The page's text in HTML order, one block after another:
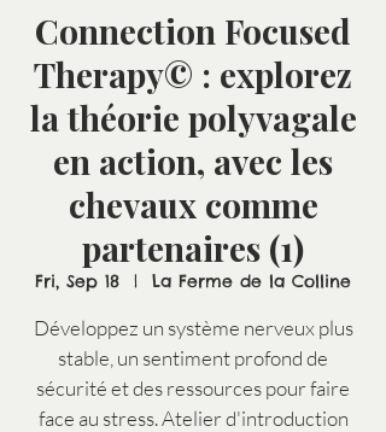
Connection Focused
Therapy© : explorez
la théorie polyvagale
en action, avec les
chevaux comme
partenaires (1)
Fri, Sep 18
  |
La Ferme de la Colline
Développez un système nerveux plus
stable, un sentiment profond de
sécurité et des ressources pour faire
face au stress. Atelier d'introduction